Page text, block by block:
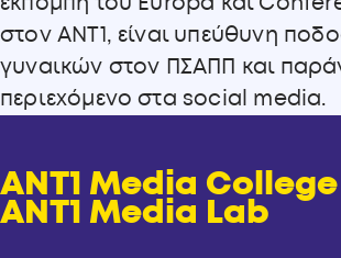
στον ANT1, είναι υπεύθυνη
γυναικών στον ΠΣΑΠΠ και
περιεχόμενο στα social media.
ANT1 Media College
ANT1 Media Lab